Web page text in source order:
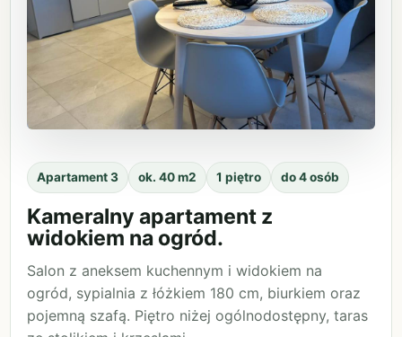
Apartament 3 ok. 40 m2 1 piętro do 4 osób
Kameralny apartament z
widokiem na ogród.
Salon z aneksem kuchennym i widokiem na
ogród, sypialnia z łóżkiem 180 cm, biurkiem oraz
pojemną szafą. Piętro niżej ogólnodostępny, taras